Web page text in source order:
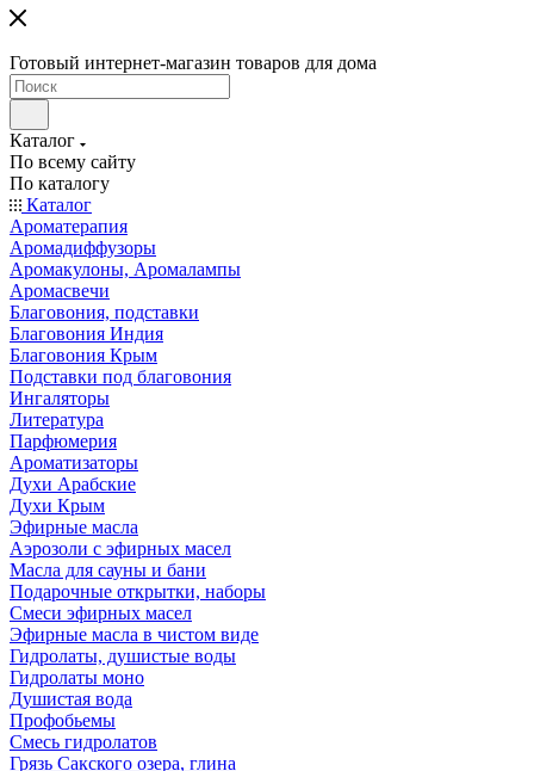
Готовый интернет-магазин товаров для дома
Каталог
По всему сайту
По каталогу
Каталог
Ароматерапия
Аромадиффузоры
Аромакулоны, Аромалампы
Аромасвечи
Благовония, подставки
Благовония Индия
Благовония Крым
Подставки под благовония
Ингаляторы
Литература
Парфюмерия
Ароматизаторы
Духи Арабские
Духи Крым
Эфирные масла
Аэрозоли с эфирных масел
Масла для сауны и бани
Подарочные открытки, наборы
Смеси эфирных масел
Эфирные масла в чистом виде
Гидролаты, душистые воды
Гидролаты моно
Душистая вода
Профобьемы
Смесь гидролатов
Грязь Сакского озера, глина